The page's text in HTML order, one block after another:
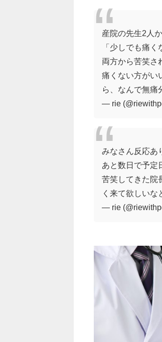
産院の先生2人
「少しでも痛
両方から苦笑さ
痛くない方がい
ら、なんで無痛
— rie
みなさん反応あ
あと数日で予定
苦笑してきた院
く来て欲しいな
— rie